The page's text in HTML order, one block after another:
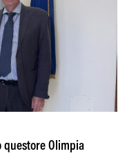
questore Olimpia